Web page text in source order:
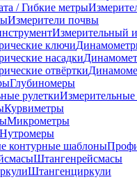
Измерители почвы
Измерительный
Глубиномеры
Измерительные
Курвиметры
Микрометры
Нутромеры
Штангенрейсмасы
Штангенциркули